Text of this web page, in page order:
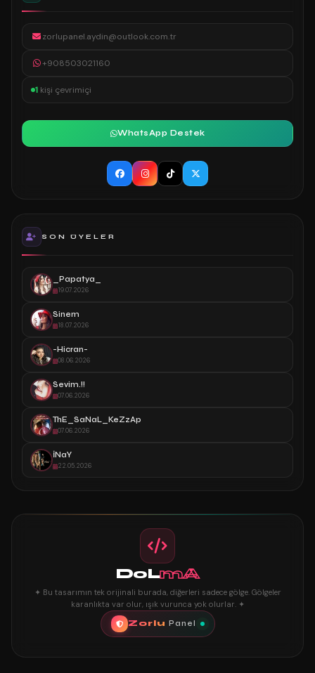
zorlupanel.aydin@outlook.com.tr
+908503021160
1 kişi çevrimiçi
WhatsApp Destek
SON ÜYELER
_Papatya_
19.07.2026
Sinem
18.07.2026
-Hicran-
08.06.2026
Sevim.!!
07.06.2026
ThE_SaNaL_KeZzAp
07.06.2026
İNaY
22.05.2026
DoLmA
✦ Bu tasarımın tek orijinali burada, diğerleri sadece gölge. Gölgeler
karanlıkta var olur, ışık vurunca yok olurlar. ✦
Zorlu Panel